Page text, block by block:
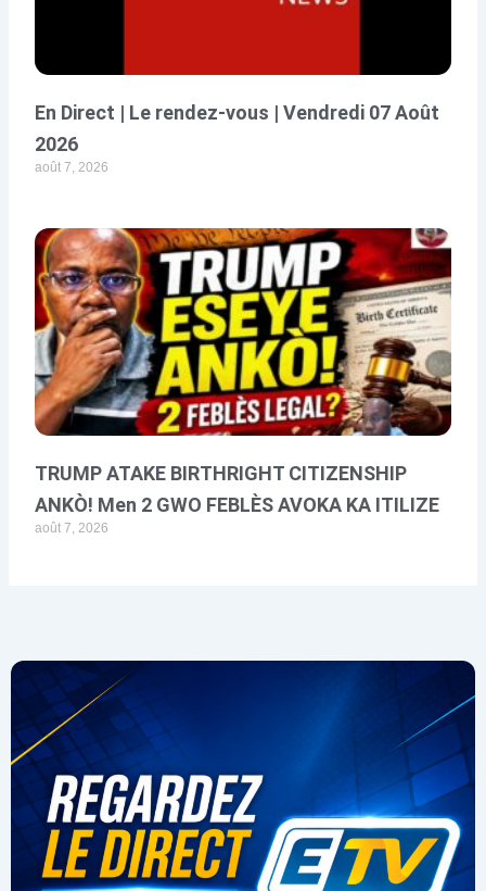
En Direct | Le rendez-vous | Vendredi 07 Août
2026
août 7, 2026
TRUMP ATAKE BIRTHRIGHT CITIZENSHIP
ANKÒ! Men 2 GWO FEBLÈS AVOKA KA ITILIZE
août 7, 2026